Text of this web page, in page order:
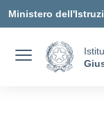
Ministero